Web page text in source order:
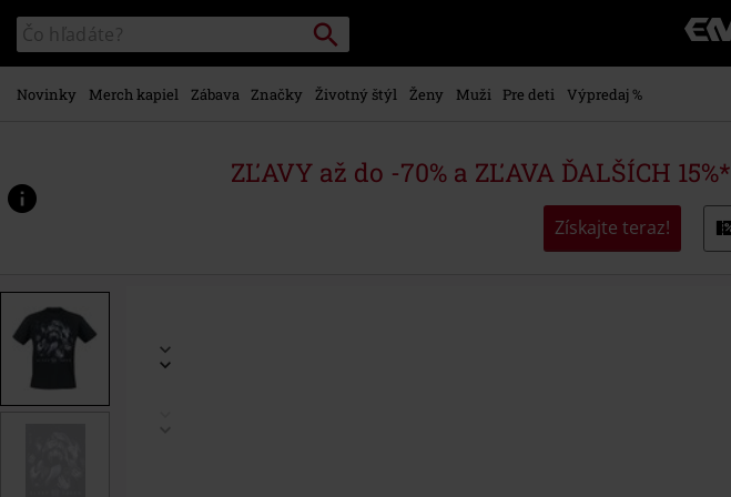
na
hlavný
obsah
Katalóg
vyhľadávania
Vyhľadávanie
Novinky Merch kapiel Zábava Značky Životný štýl Ženy Muži Pre deti Výpredaj %
ZĽAVY až do -70% a ZĽAVA ĎALŠÍCH 15%*
Získajte teraz!
www.emp-
p/grabbing-
575536.html